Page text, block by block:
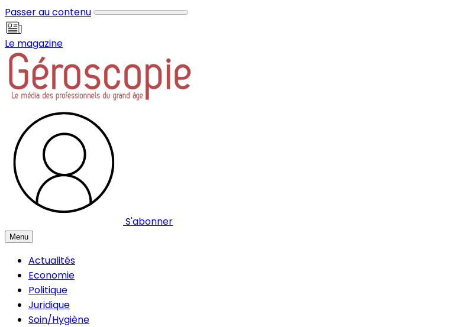
Passer au contenu
Le magazine
S'abonner
Menu
Actualités
Economie
Politique
Juridique
Soin/Hygiène
Panneau de gestion des cookies